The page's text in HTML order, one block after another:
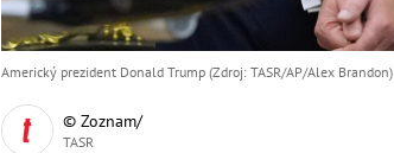
Americký prezident Donald Trump (Zdroj: TASR/AP/Alex Brandon)
© Zoznam/
TASR